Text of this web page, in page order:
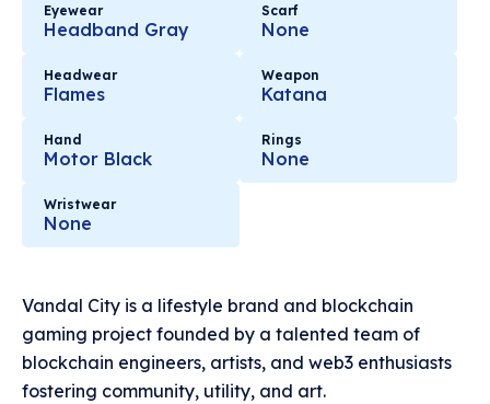
Eyewear
Headband Gray
Scarf
None
Headwear
Flames
Weapon
Katana
Hand
Motor Black
Rings
None
Wristwear
None
Vandal City is a lifestyle brand and blockchain
gaming project founded by a talented team of
blockchain engineers, artists, and web3 enthusiasts
fostering community, utility, and art.